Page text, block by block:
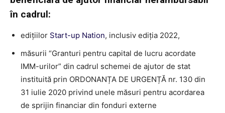
în cadrul:
edițiilor Start-up Nation, inclusiv ediția 2022,
măsurii “Granturi pentru capital de lucru acordate
IMM-urilor” din cadrul schemei de ajutor de stat
instituită prin ORDONANȚA DE URGENȚĂ nr. 130 din
31 iulie 2020 privind unele măsuri pentru acordarea
de sprijin financiar din fonduri externe